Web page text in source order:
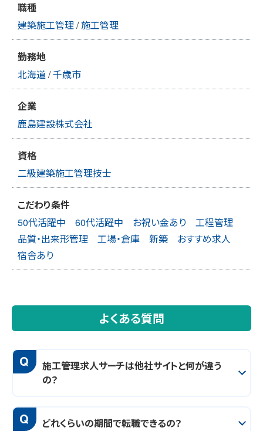
職種
建築施工管理/施工管理
勤務地
北海道/千歳市
企業
鹿島建設株式会社
資格
二級建築施工管理技士
こだわり条件
50代活躍中
60代活躍中 お祝い金あり
工程管理
品質・出来形管理
工場・倉庫 新築
おすすめ求人
宿舎あり
よくある質問
Q
施工管理求人サーチは他社サイトと何が違う
の？
Q どれくらいの期間で転職できるの？